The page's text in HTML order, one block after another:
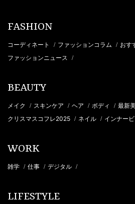
FASHION
コーディネート / ファッションコラム / おす
ファッションニュース /
BEAUTY
メイク / スキンケア / ヘア / ボディ / 最新
クリスマスコフレ2025 / ネイル / インナー
WORK
雑学 / 仕事 / デジタル /
LIFESTYLE